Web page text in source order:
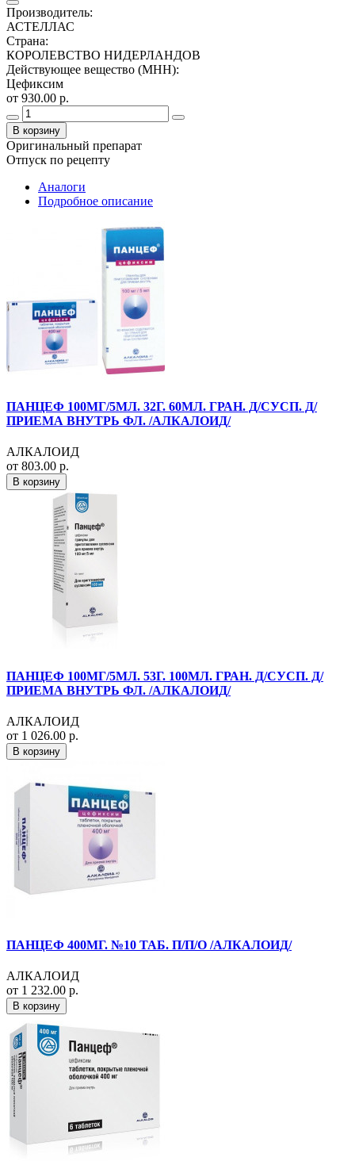
Производитель:
АСТЕЛЛАС
Страна:
КОРОЛЕВСТВО НИДЕРЛАНДОВ
Действующее вещество (МНН):
Цефиксим
от 930.00 р.
В корзину
Оригинальный препарат
Отпуск по рецепту
Аналоги
Подробное описание
ПАНЦЕФ 100МГ/5МЛ. 32Г. 60МЛ. ГРАН. Д/СУСП. Д/
ПРИЕМА ВНУТРЬ ФЛ. /АЛКАЛОИД/
АЛКАЛОИД
от 803.00 р.
В корзину
ПАНЦЕФ 100МГ/5МЛ. 53Г. 100МЛ. ГРАН. Д/СУСП. Д/
ПРИЕМА ВНУТРЬ ФЛ. /АЛКАЛОИД/
АЛКАЛОИД
от 1 026.00 р.
В корзину
ПАНЦЕФ 400МГ. №10 ТАБ. П/П/О /АЛКАЛОИД/
АЛКАЛОИД
от 1 232.00 р.
В корзину